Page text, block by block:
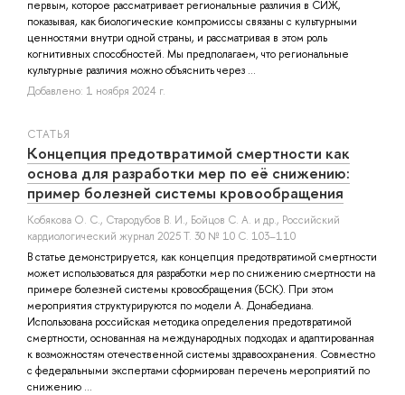
первым, которое рассматривает региональные различия в СИЖ,
показывая, как биологические компромиссы связаны с культурными
ценностями внутри одной страны, и рассматривая в этом роль
когнитивных способностей. Мы предполагаем, что региональные
культурные различия можно объяснить через ...
Добавлено: 1 ноября 2024 г.
СТАТЬЯ
Концепция предотвратимой смертности как
основа для разработки мер по её снижению:
пример болезней системы кровообращения
Кобякова О. С., Стародубов В. И., Бойцов С. А. и др., Российский
кардиологический журнал 2025 Т. 30 № 10 С. 103–110
В статье демонстрируется, как концепция предотвратимой смертности
может использоваться для разработки мер по снижению смертности на
примере болезней системы кровообращения (БСК). При этом
мероприятия структурируются по модели А. Донабедиана.
Использована российская методика определения предотвратимой
смертности, основанная на международных подходах и адаптированная
к возможностям отечественной системы здравоохранения. Совместно
с федеральными экспертами сформирован перечень мероприятий по
снижению ...